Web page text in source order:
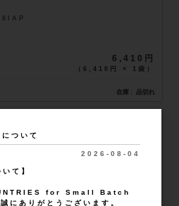
6,410円
（ 6,410円 × 1 袋 ）
在庫 品切れ
（30,990円×
ついて
2026-08-04
て】
for Small Batch
にありがとうございます。